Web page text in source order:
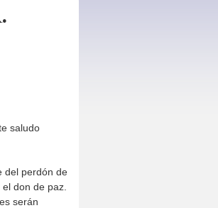
saludo
del perdón de
don de paz.
serán